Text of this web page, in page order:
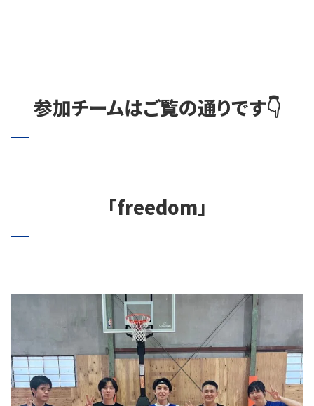
参加チームはご覧の通りです👇
「freedom」